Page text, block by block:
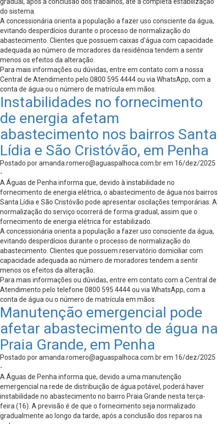
do sistema.
A concessionária orienta a população a fazer uso consciente da água,
evitando desperdícios durante o processo de normalização do
abastecimento. Clientes que possuem caixas d’água com capacidade
adequada ao número de moradores da residência tendem a sentir
menos os efeitos da alteração.
Para mais informações ou dúvidas, entre em contato com a nossa
Central de Atendimento pelo 0800 595 4444 ou via WhatsApp, com a
conta de água ou o número de matrícula em mãos.
Instabilidades no fornecimento
de energia afetam
abastecimento nos bairros Santa
Lídia e São Cristóvão, em Penha
Postado poramanda.romero@aguaspalhoca.com.brem 16/dez/2025
-
A Águas de Penha informa que, devido à instabilidade no
fornecimento de energia elétrica, o abastecimento de água nos bairros
Santa Lídia e São Cristóvão pode apresentar oscilações temporárias. A
normalização do serviço ocorrerá de forma gradual, assim que o
fornecimento de energia elétrica for estabilizado.
A concessionária orienta a população a fazer uso consciente da água,
evitando desperdícios durante o processo de normalização do
abastecimento. Clientes que possuem reservatório domiciliar com
capacidade adequada ao número de moradores tendem a sentir
menos os efeitos da alteração.
Para mais informações ou dúvidas, entre em contato com a Central de
Atendimento pelo telefone 0800 595 4444 ou via WhatsApp, com a
conta de água ou o número de matrícula em mãos.
Manutenção emergencial pode
afetar abastecimento de água na
Praia Grande, em Penha
Postado poramanda.romero@aguaspalhoca.com.brem 16/dez/2025
-
A Águas de Penha informa que, devido a uma manutenção
emergencial na rede de distribuição de água potável, poderá haver
instabilidade no abastecimento no bairro Praia Grande nesta terça-
feira (16). A previsão é de que o fornecimento seja normalizado
gradualmente ao longo da tarde, após a conclusão dos reparos na